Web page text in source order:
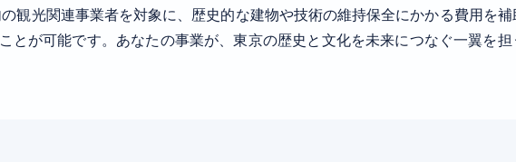
観光関連事業者を対象に、歴史的な建物や技術の維持保全にかかる費用を補
とが可能です。あなたの事業が、東京の歴史と文化を未来につなぐ一翼を担